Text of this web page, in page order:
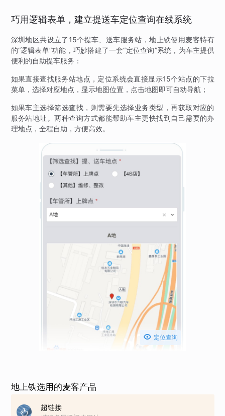
巧用逻辑表单，建立提送车定位查询在线系统
深圳地区共设立了15个提车、送车服务站，地上铁使用麦客特有
的“逻辑表单”功能，巧妙搭建了一套“定位查询”系统，为车主提供
便利的自助提车服务：
如果直接查找服务站地点，定位系统会直接显示15个站点的下拉
菜单，选择对应地点，显示地图位置，点击地图即可自动导航；
如果车主选择筛选查找，则需要先选择业务类型，再获取对应的
服务站地址。两种查询方式都能帮助车主更快找到自己需要的办
理地点，全程自助，方便高效。
 定位查询
地上铁选用的麦客产品
超链接